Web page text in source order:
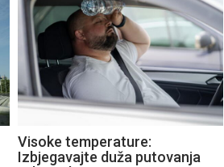
Visoke temperature:
Izbjegavajte duža putovanja